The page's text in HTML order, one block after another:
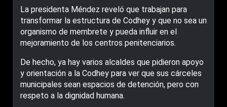
La presidenta Méndez reveló que trabajan para
transformar la estructura de Codhey y que no sea un
organismo de membrete y pueda influir en el
mejoramiento de los centros penitenciarios.
De hecho, ya hay varios alcaldes que pidieron apoyo
y orientación a la Codhey para ver que sus cárceles
municipales sean espacios de detención, pero con
respeto a la dignidad humana.